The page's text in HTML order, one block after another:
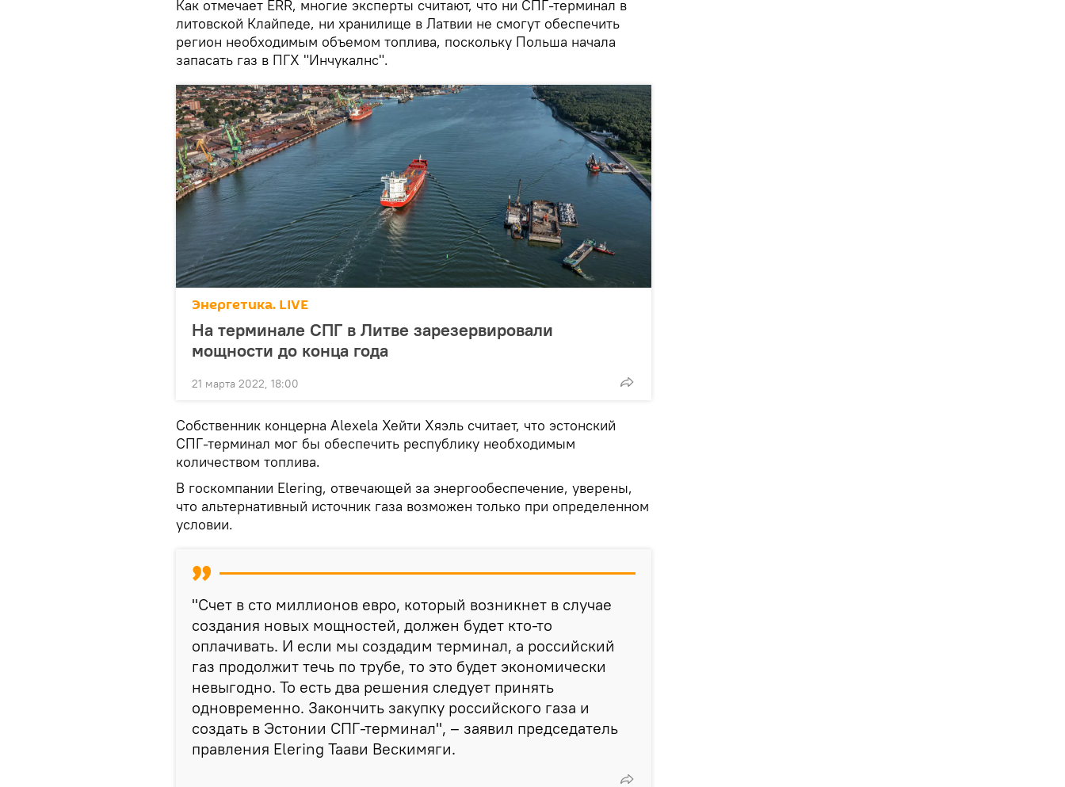
Как отмечает ERR, многие эксперты считают, что ни СПГ-терминал в
литовской Клайпеде, ни хранилище в Латвии не смогут обеспечить
регион необходимым объемом топлива, поскольку Польша начала
запасать газ в ПГХ "Инчукалнс".
Энергетика. LIVE
На терминале СПГ в Литве зарезервировали
мощности до конца года
21 марта 2022, 18:00
Собственник концерна Alexela Хейти Хяэль считает, что эстонский
СПГ-терминал мог бы обеспечить республику необходимым
количеством топлива.
В госкомпании Elering, отвечающей за энергообеспечение, уверены,
что альтернативный источник газа возможен только при определенном
условии.
"Счет в сто миллионов евро, который возникнет в случае
создания новых мощностей, должен будет кто-то
оплачивать. И если мы создадим терминал, а российский
газ продолжит течь по трубе, то это будет экономически
невыгодно. То есть два решения следует принять
одновременно. Закончить закупку российского газа и
создать в Эстонии СПГ-терминал", – заявил председатель
правления Elering Таави Вескимяги.